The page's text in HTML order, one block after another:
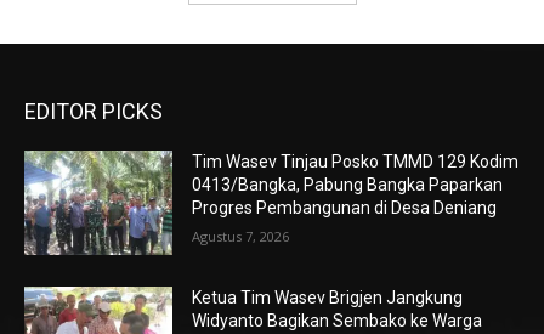
EDITOR PICKS
Tim Wasev Tinjau Posko TMMD 129 Kodim
0413/Bangka, Pabung Bangka Paparkan
Progres Pembangunan di Desa Deniang
Agustus 7, 2026
Ketua Tim Wasev Brigjen Jangkung
Widyanto Bagikan Sembako ke Warga